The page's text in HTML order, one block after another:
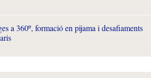
a 360º, formació en pijama i desafiaments